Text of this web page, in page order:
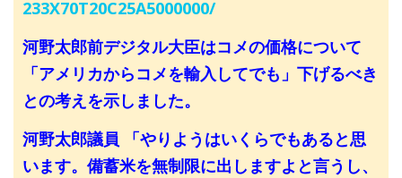
233X70T20C25A5000000/
河野太郎前デジタル大臣はコメの価格について
「アメリカからコメを輸入してでも」下げるべき
との考えを示しました。
河野太郎議員 「やりようはいくらでもあると思
います。備蓄米を無制限に出しますよと言うし、